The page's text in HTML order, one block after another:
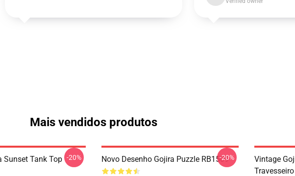
Mais vendidos produtos
Sunset Tank Top -20% Novo Desenho Gojira Puzzle RB1509
-20%
Vintage